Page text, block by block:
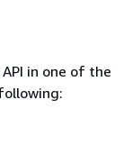
in one of the